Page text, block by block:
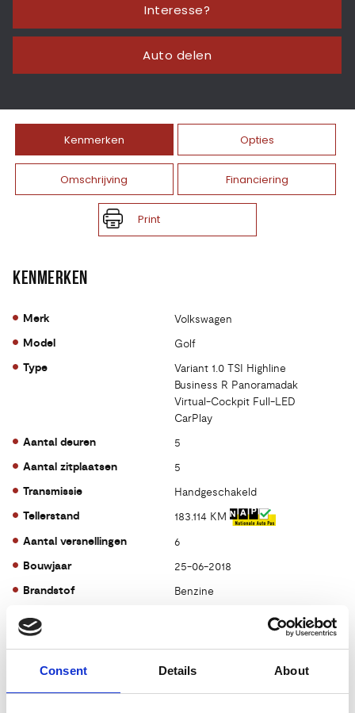
Consent Details About
Interesse?
Auto delen
Kenmerken Opties
Omschrijving Financiering
Print
KENMERKEN
Merk Volkswagen
Model Golf
Type
Variant 1.0 TSI Highline
Business R Panoramadak
Virtual-Cockpit Full-LED
CarPlay
Aantal deuren 5
Aantal zitplaatsen 5
Transmissie Handgeschakeld
Tellerstand 183.114 KM
Aantal versnellingen 6
Bouwjaar 25-06-2018
Brandstof Benzine
Prijs
Kenteken
Kleur blauw
Acceleratie 0-100 10.4 sec.